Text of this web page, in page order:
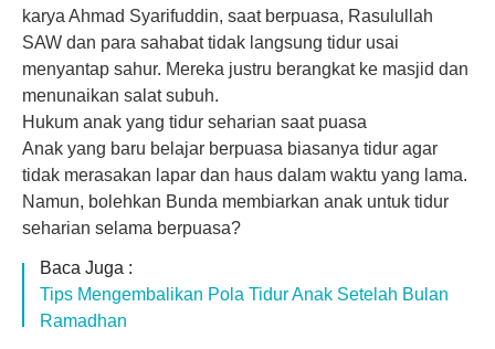
karya Ahmad Syarifuddin, saat berpuasa, Rasulullah
SAW dan para sahabat tidak langsung tidur usai
menyantap sahur. Mereka justru berangkat ke masjid dan
menunaikan salat subuh.
Hukum anak yang tidur seharian saat puasa
Anak yang baru belajar berpuasa biasanya tidur agar
tidak merasakan lapar dan haus dalam waktu yang lama.
Namun, bolehkan Bunda membiarkan anak untuk tidur
seharian selama berpuasa?
Baca Juga :
Tips Mengembalikan Pola Tidur Anak Setelah Bulan
Ramadhan